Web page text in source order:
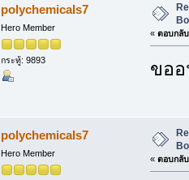
polychemicals7
Hero Member
กระทู้: 9893
« ตอบกลั
ขอ
polychemicals7
Hero Member
« ตอบกลั